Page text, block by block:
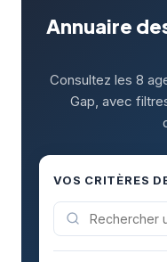
Annuaire
Consultez les 8
Gap, avec
VOS CRITÈRES